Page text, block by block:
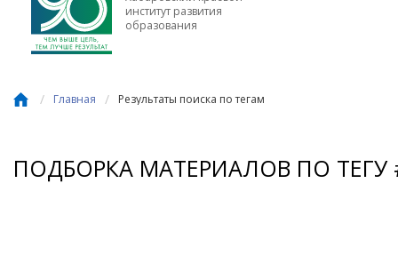
институт развития
образования
/ Главная / Результаты поиска по тегам
ПОДБОРКА МАТЕРИАЛОВ ПО ТЕГУ